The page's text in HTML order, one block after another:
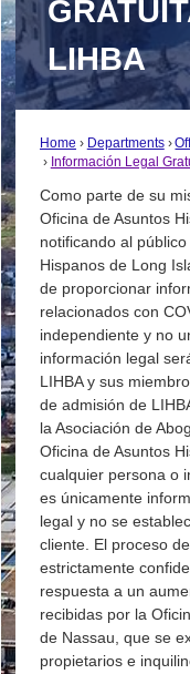
LIHBA
Home Departments
Información Legal
Como parte de su
Oficina de Asuntos
notificando al
Hispanos de Long
de proporcionar
relacionados con
independiente y no
información legal
LIHBA y sus
de admisión de
la Asociación de
Oficina de Asuntos
cualquier persona o
es únicamente
legal y no se
cliente. El proceso
estrictamente
respuesta a un
recibidas por la
de Nassau, que se
propietarios e